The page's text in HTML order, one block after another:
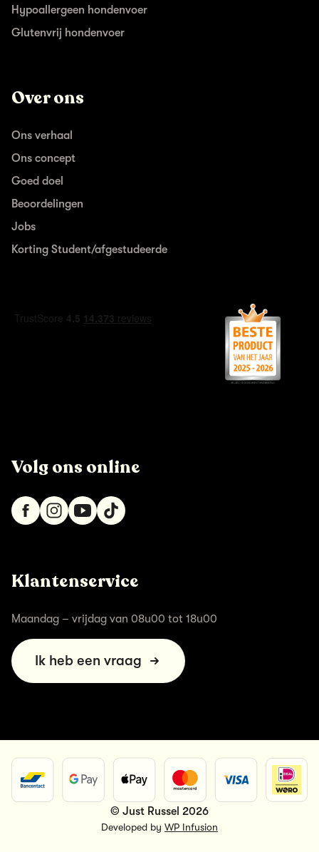
Hypoallergeen hondenvoer
Glutenvrij hondenvoer
Over ons
Ons verhaal
Ons concept
Goed doel
Beoordelingen
Jobs
Korting Student/afgestudeerde
Volg ons online
Klantenservice
Maandag – vrijdag van 08u00 tot 18u00
Ik heb een vraag
© Just Russel 2026
Developed by WP Infusion